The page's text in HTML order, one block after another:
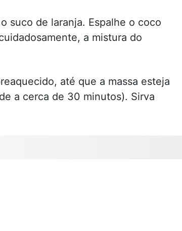
suco de laranja. Espalhe o coco
a mistura do
até que a massa esteja
a cerca de 30 minutos). Sirva